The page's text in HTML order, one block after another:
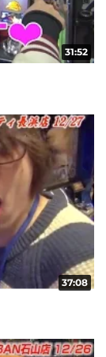
31:52
37:08